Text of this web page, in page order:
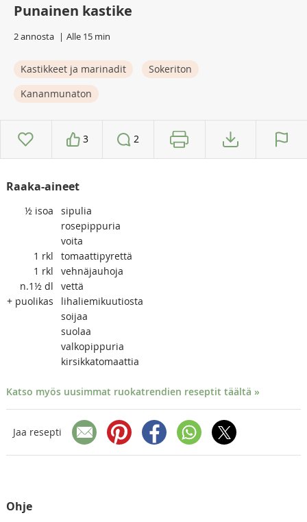
Punainen kastike
2 annosta Alle 15 min
Kastikkeet ja marinadit
Sokeriton
Kananmunaton
3 2
Raaka-aineet
½ isoa
sipulia
rosepippuria
voita
1 rkl
tomaattipyrettä
1 rkl
vehnäjauhoja
n.1½ dl
vettä
+ puolikas
lihaliemikuutiosta
soijaa
suolaa
valkopippuria
kirsikkatomaattia
Katso myös uusimmat ruokatrendien reseptit täältä »
Jaa resepti
Ohje